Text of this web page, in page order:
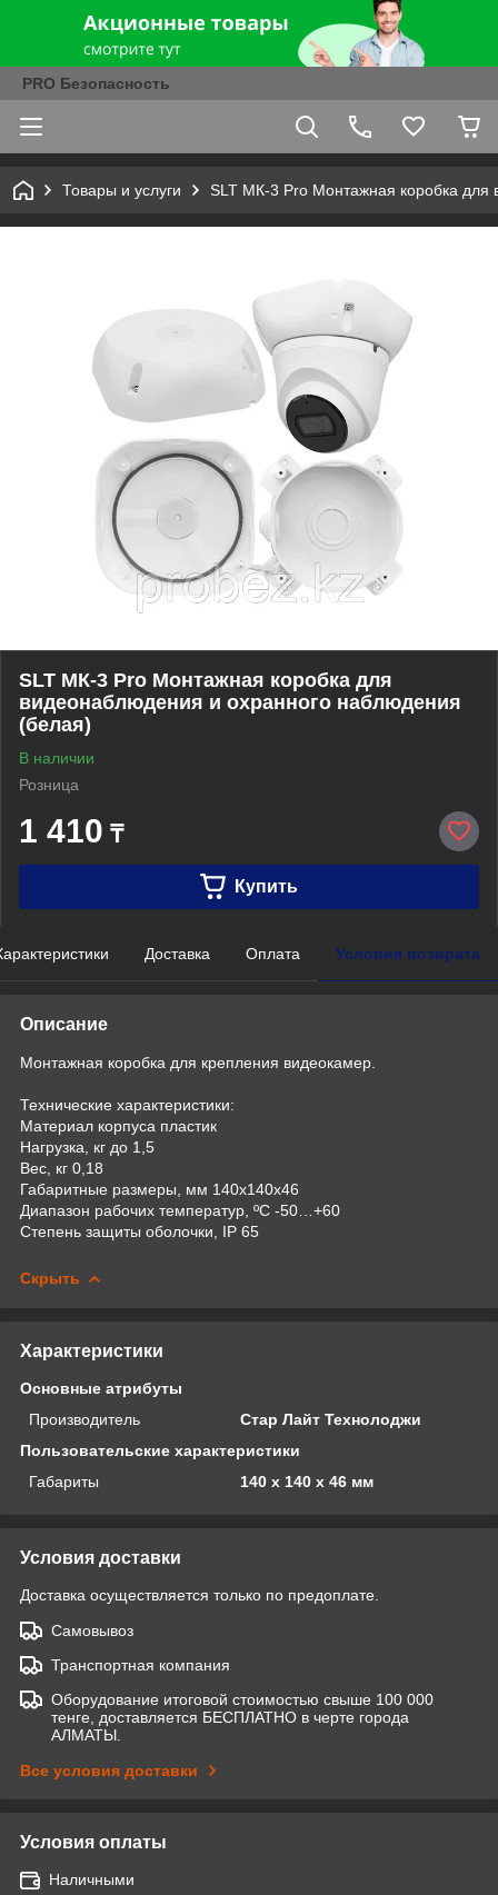
PRO Безопасность
Товары и услуги SLT МК-3 Pro Монтажная коробка для
SLT МК-3 Pro Монтажная коробка для
видеонаблюдения и охранного наблюдения
(белая)
В наличии
Розница
1 410 ₸
Купить
Доставка Оплата Условия возврата
Описание
Монтажная коробка для крепления видеокамер.
Технические характеристики:
Материал корпуса пластик
Нагрузка, кг до 1,5
Вес, кг 0,18
Габаритные размеры, мм 140х140х46
Диапазон рабочих температур, ºС -50…+60
Степень защиты оболочки, IP 65
Скрыть
Характеристики
Основные атрибуты
Производитель
Стар Лайт Технолоджи
Пользовательские характеристики
Габариты
140 x 140 x 46 мм
Условия доставки
Доставка осуществляется только по предоплате.
Самовывоз
Транспортная компания
Оборудование итоговой стоимостью свыше 100 000
тенге, доставляется БЕСПЛАТНО в черте города
АЛМАТЫ.
Все условия доставки
Условия оплаты
Наличными